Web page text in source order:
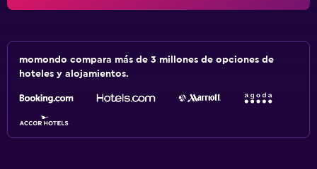
momondo compara más de 3 millones de opciones de
hoteles y alojamientos.